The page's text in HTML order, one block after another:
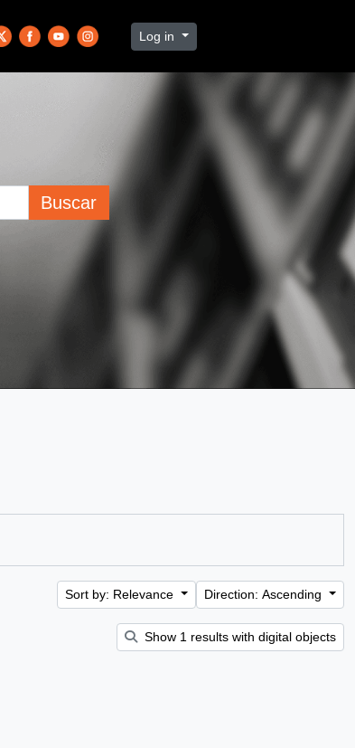
Log in
Buscar
Sort by: Relevance Direction: Ascending
Show 1 results with digital objects